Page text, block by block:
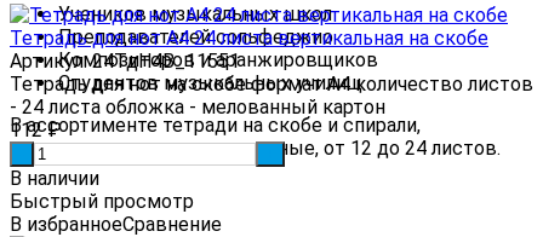
Учеников музыкальных школ
Преподавателей сольфеджио
Композиторов и аранжировщиков
Студентов музыкальных училищ
В ассортименте тетради на скобе и спирали,
горизонтальные и вертикальные, от 12 до 24 листов.
Тетрадь для нот А4 24 листа вертикальная на скобе
Артикул: 24ТдН4В_11551
Тетрадь для нот на скобе формат А4 количество листов
- 24 листа обложка - мелованный картон
112₽
В наличии
Быстрый просмотр
В избранноеСравнение